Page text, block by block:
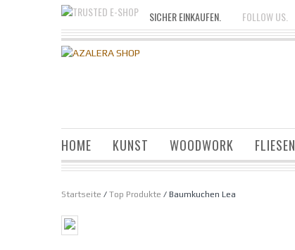
SICHER EINKAUFEN. FOLLOW US.
HOME KUNST WOODWORK FLIESEN
Startseite / Top Produkte / Baumkuchen Lea